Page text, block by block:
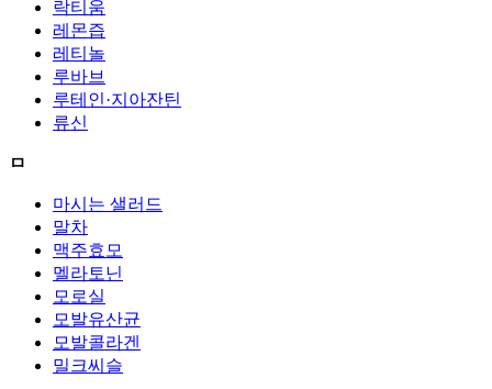
락티움
레몬즙
레티놀
루바브
루테인·지아잔틴
류신
ㅁ
마시는 샐러드
말차
맥주효모
멜라토닌
모로실
모발유산균
모발콜라겐
밀크씨슬